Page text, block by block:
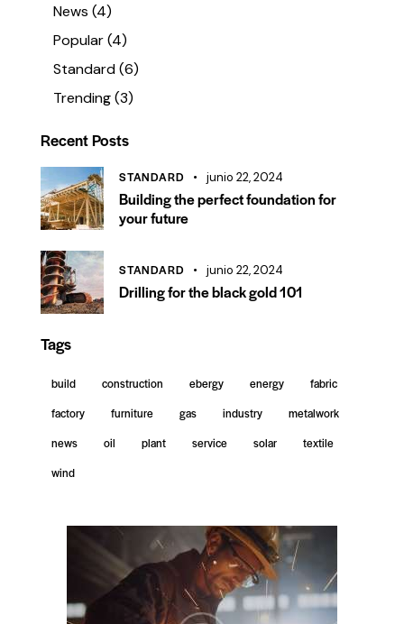
News (4)
Popular(4)
Standard(6)
Trending(3)
Recent Posts
STANDARD junio 22, 2024
Building the perfect foundation for
your future
STANDARD junio 22, 2024
Drilling for the black gold 101
Tags
build construction ebergy energy
fabric
factory
furniture gas industry
metalwork
news
oil plant service solar
textile
wind